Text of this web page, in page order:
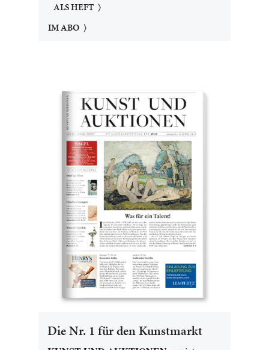
ALS HEFT
IM ABO
Die Nr. 1 für den Kunstmarkt